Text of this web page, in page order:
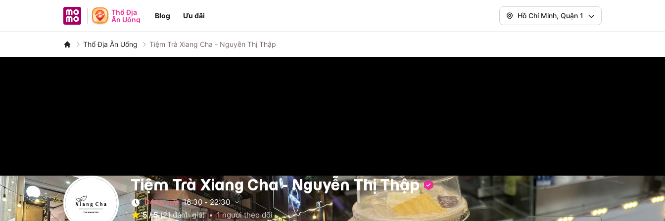
MoMo - Ứng dụng tài chính
Thổ Địa
Ăn Uống
Blog Ưu đãi Hồ Chí Minh, Quận 1
Thổ Địa Ăn Uống Tiệm Trà Xiang Cha - Nguyễn Thị Thập
Tiệm Trà Xiang Cha - Nguyễn Thị Thập
Đóng cửa 16:30 - 22:30
5/5 (21 đánh giá) • 1người theo dõi